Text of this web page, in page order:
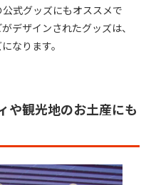
式グッズにもオススメで
デザインされたグッズは、
なります。
や観光地のお土産にも